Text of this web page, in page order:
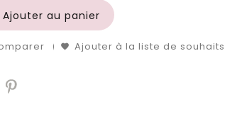
Ajouter au panier
Ajouter à la liste de souhaits